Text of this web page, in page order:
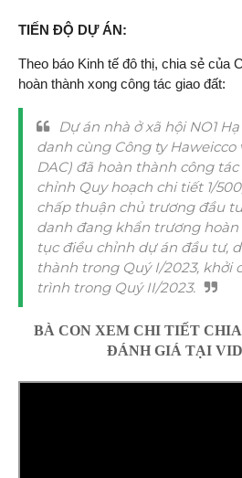
TIẾN ĐỘ DỰ ÁN:
Theo báo Kinh tế đô thị, chia sẻ của
hoàn thành xong công tác giao đất:
Dự án nhà ở xã hội NO1
danh cùng Công ty Haweicco
DAC) đã hoàn thành công
chỉnh Quy hoạch chi tiết 1/
chấp thuận chủ trương đầu
danh đang khẩn trương
tục điều chỉnh dự án đầu tư,
thành trong Quý I/2023, khởi
trình trong Quý II/2023.
BÀ CON XEM CHI TIẾT
ĐÁNH GIÁ TẠI